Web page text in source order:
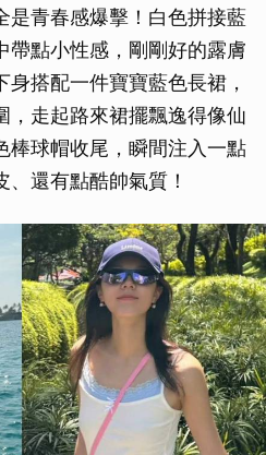
是青春感爆擊！白色拼接藍
帶點小性感，剛剛好的露膚
搭配一件寶寶藍色長裙，
，走起路來裙擺飄逸得像仙
棒球帽收尾，瞬間注入一點
還有點酷帥氣質！